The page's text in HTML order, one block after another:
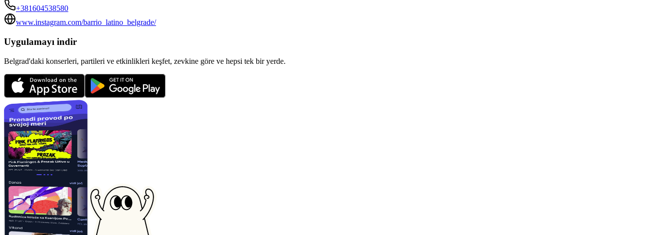
+381604538580
www.instagram.com/barrio_latino_belgrade/
Uygulamayı indir
Belgrad'daki konserleri, partileri ve etkinlikleri keşfet, zevkine göre ve hepsi tek bir yerde.